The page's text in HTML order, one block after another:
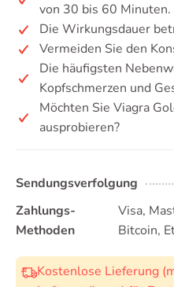
von 30 bis 60 Minuten.
Die Wirkungsdauer
Vermeiden Sie den
Die häufigsten
Kopfschmerzen und
Möchten Sie Viagra
ausprobieren?
Sendungsverfolgung
Zahlungs-
Methoden
Visa,
Bitcoin,
Kostenlose Lieferung